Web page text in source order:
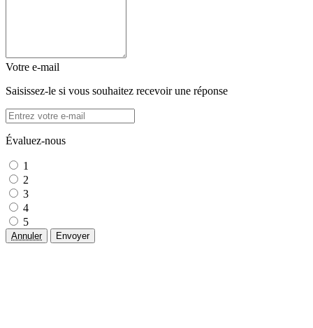
Votre e-mail
Saisissez-le si vous souhaitez recevoir une réponse
Évaluez-nous
1
2
3
4
5
Annuler Envoyer